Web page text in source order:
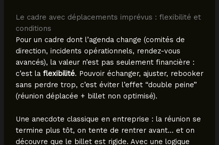
Le cadre avec déplacements imprévus : flexibilité et
conditions
Pour un cadre dont l’agenda change (comités de
direction, incidents opérationnels, rendez-vous
avancés), la valeur n’est pas seulement financière :
c’est la flexibilité. Pouvoir échanger, ajuster, rebooker
sans perdre trop, c’est éviter l’effet “double peine”
(réunion déplacée + billet non optimisé).
Une anecdote classique en entreprise : la réunion se
termine plus tôt, on tente de rentrer avant… et on
découvre que le billet est rigide. Avec une logique